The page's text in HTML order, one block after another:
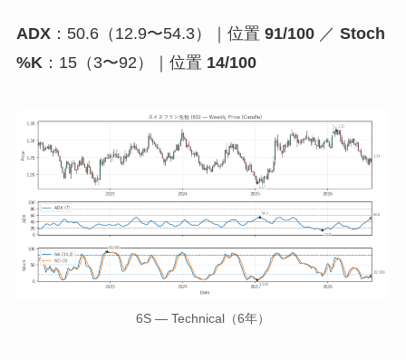
ADX：50.6（12.9〜54.3）｜位置 91/100／ Stoch
%K：15（3〜92）｜位置 14/100
6S — Technical（6年）